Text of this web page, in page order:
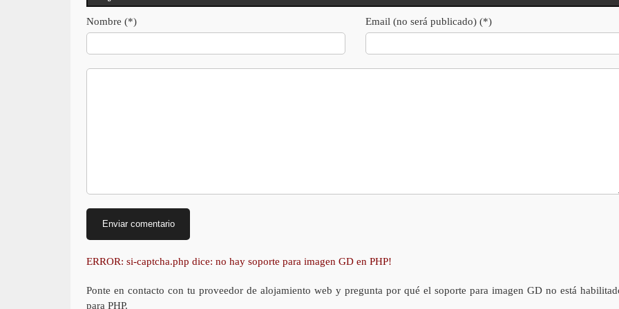
Nombre (*) Email (no será publicado) (*)
ERROR: si-captcha.php dice: no hay soporte para imagen GD en PHP!
Ponte en contacto con tu proveedor de alojamiento web y pregunta por qué el soporte para imagen GD no está
para PHP.